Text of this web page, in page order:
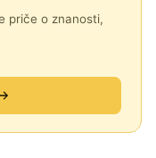
priče o znanosti,